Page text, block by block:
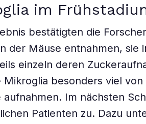
im
bestätigten die
der Mäuse entnahmen, sie
einzeln deren
Mikroglia besonders viel
aufnahmen. Im nächsten
Patienten zu. Dazu